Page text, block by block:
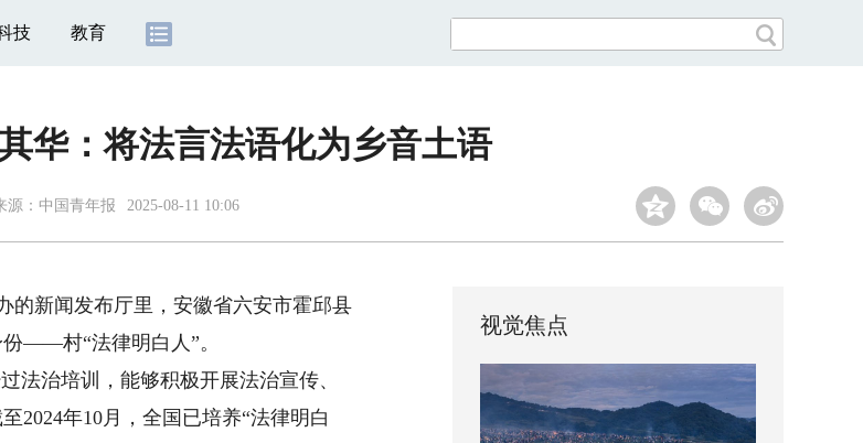
技 教育
华：将法言法语化为乡音土语
源： 中国青年报 2025-08-11 10:06
新闻发布厅里，安徽省六安市霍邱县
——村“法律明白人”。
治培训，能够积极开展法治宣传、
2024年10月，全国已培养“法律明白
视觉焦点